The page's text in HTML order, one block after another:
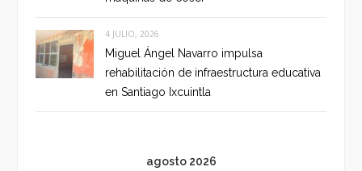
4 JULIO, 2026
Miguel Ángel Navarro impulsa
rehabilitación de infraestructura educativa
en Santiago Ixcuintla
agosto 2026